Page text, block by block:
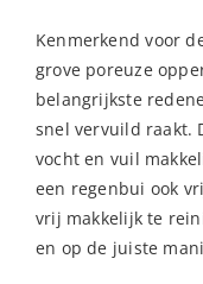
Kenmerkend voor
grove poreuze
belangrijkste
snel vervuild raakt.
vocht en vuil
een regenbui ook
vrij makkelijk te
en op de juiste